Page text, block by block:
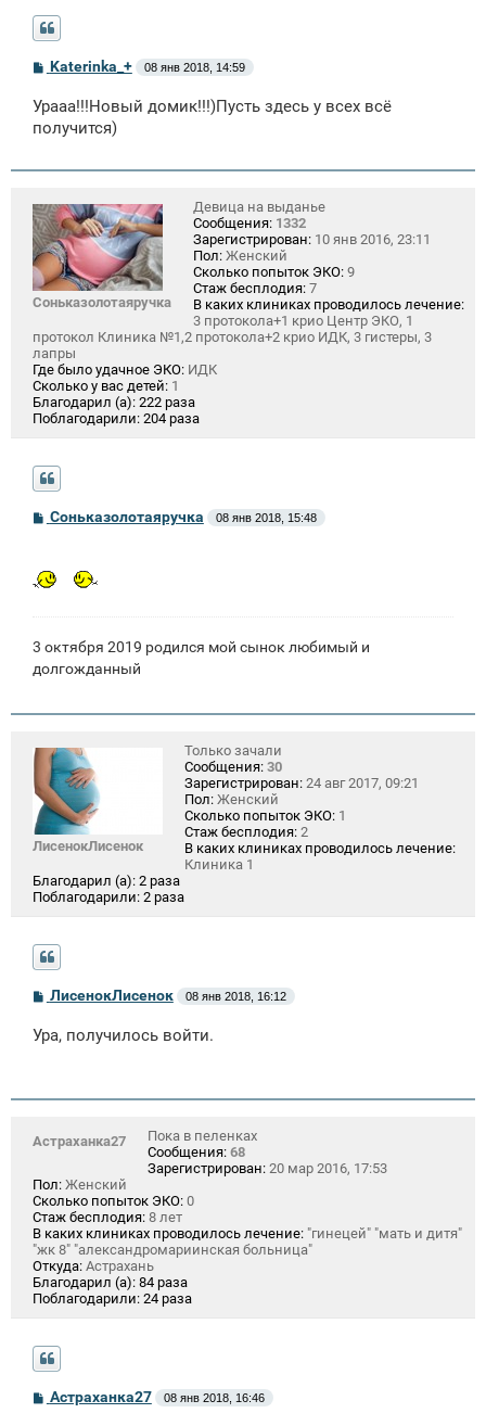
С
б
щ
и
Katerinka_+ 08 янв 2018, 14:59
Урааа!!!Новый домик!!!)Пусть здесь у всех всё
получится)
Соньказолотаяручка
Девица на выданье
Сообщения: 1332
Зарегистрирован: 10 янв 2016, 23:11
Пол: Женский
Сколько попыток ЭКО: 9
Стаж бесплодия: 7
В каких клиниках проводилось лечение:
3 протокола+1 крио Центр ЭКО, 1
протокол Клиника №1,2 протокола+2 крио ИДК, 3 гистеры, 3
лапры
Где было удачное ЭКО: ИДК
Сколько у вас детей: 1
Благодарил (а): 222 раза
Поблагодарили: 204 раза
С
щ
е
Соньказолотаяручка 08 янв 2018, 15:48
3 октября 2019 родился мой сынок любимый и
долгожданный
ЛисенокЛисенок
Только зачали
Сообщения: 30
Зарегистрирован: 24 авг 2017, 09:21
Пол: Женский
Сколько попыток ЭКО: 1
Стаж бесплодия: 2
В каких клиниках проводилось лечение:
Клиника 1
Благодарил (а): 2 раза
Поблагодарили: 2 раза
С
б
и
ЛисенокЛисенок 08 янв 2018, 16:12
Ура, получилось войти.
Астраханка27
Пока в пеленках
Сообщения: 68
Зарегистрирован: 20 мар 2016, 17:53
Пол: Женский
Сколько попыток ЭКО: 0
Стаж бесплодия: 8 лет
В каких клиниках проводилось лечение: "гинецей" "мать и дитя"
"жк 8" "александромариинская больница"
Откуда: Астрахань
Благодарил (а): 84 раза
Поблагодарили: 24 раза
С
Астраханка27 08 янв 2018, 16:46